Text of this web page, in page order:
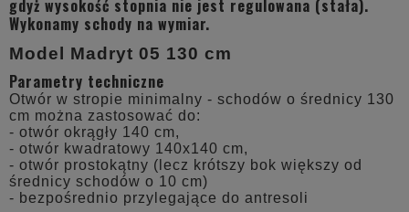
gdyż wysokość stopnia nie jest regulowana (stała).
Wykonamy schody na wymiar.
Model Madryt 05 130 cm
Parametry techniczne
Otwór w stropie minimalny - schodów o średnicy 130
cm można zastosować do:
- otwór okrągły 140 cm,
- otwór kwadratowy 140x140 cm,
- otwór prostokątny (lecz krótszy bok większy od
średnicy schodów o 10 cm)
- bezpośrednio przylegające do antresoli